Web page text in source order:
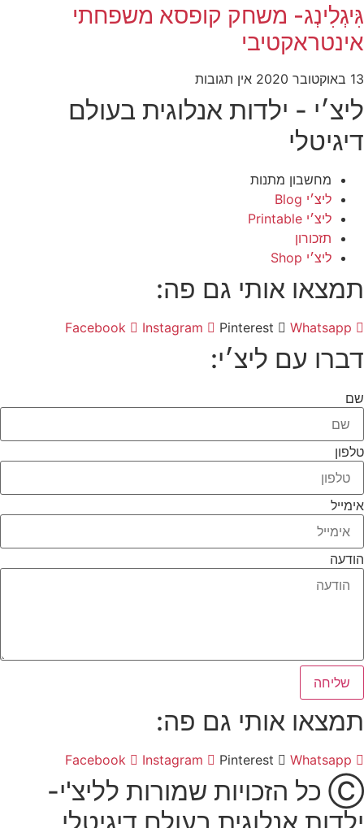
גִּיגְלִינְג- משחק קופסא משפחתי
אינטראקטיבי
13 באוקטובר 2020 אין תגובות
ליצ׳י - ילדות אנלוגית בעולם
דיגיטלי
מחשבון מתנות
ליצ׳י Blog
ליצ׳י Printable
תזכורון
ליצ׳י Shop
תמצאו אותי גם פה:
Facebook Instagram Pinterest Whatsapp
דברו עם ליצ׳י:
שם
טלפון
אימייל
הודעה
שליחה
תמצאו אותי גם פה:
Facebook Instagram Pinterest Whatsapp
Ⓒ כל הזכויות שמורות לליצ'י-